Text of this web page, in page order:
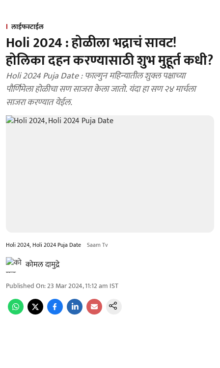
लाईफस्टाईल
Holi 2024 : होळीला भद्राचं सावट!
होलिका दहन करण्यासाठी शुभ मुहूर्त कधी?
Holi 2024 Puja Date : फाल्गुन महिन्यातील शुक्ल पक्षाच्या
पौर्णिमेला होळीचा सण साजरा केला जातो. यंदा हा सण २४ मार्चला
साजरा करण्यात येईल.
Holi 2024, Holi 2024 Puja Date Saam Tv
कोमल दामुद्रे
Published On:23 Mar 2024, 11:12 am IST